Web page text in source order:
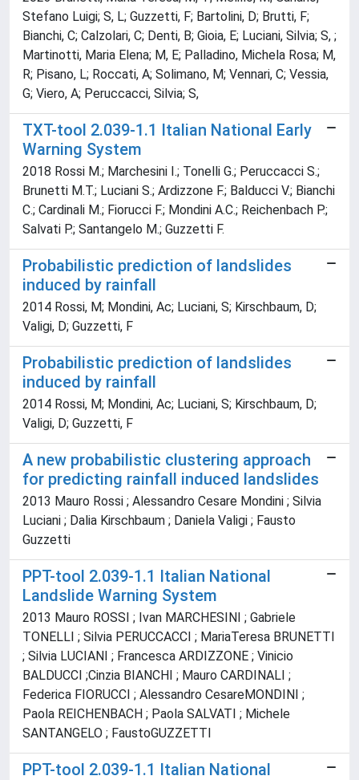
Stefano Luigi; S, L; Guzzetti, F; Bartolini, D; Brutti, F;
Bianchi, C; Calzolari, C; Denti, B; Gioia, E; Luciani, Silvia; S, ;
Martinotti, Maria Elena; M, E; Palladino, Michela Rosa; M,
R; Pisano, L; Roccati, A; Solimano, M; Vennari, C; Vessia,
G; Viero, A; Peruccacci, Silvia; S,
TXT-tool 2.039-1.1 Italian National Early
Warning System
2018 Rossi M.; Marchesini I.; Tonelli G.; Peruccacci S.;
Brunetti M.T.; Luciani S.; Ardizzone F.; Balducci V.; Bianchi
C.; Cardinali M.; Fiorucci F.; Mondini A.C.; Reichenbach P.;
Salvati P.; Santangelo M.; Guzzetti F.
Probabilistic prediction of landslides
induced by rainfall
2014 Rossi, M; Mondini, Ac; Luciani, S; Kirschbaum, D;
Valigi, D; Guzzetti, F
Probabilistic prediction of landslides
induced by rainfall
2014 Rossi, M; Mondini, Ac; Luciani, S; Kirschbaum, D;
Valigi, D; Guzzetti, F
A new probabilistic clustering approach
for predicting rainfall induced landslides
2013 Mauro Rossi ; Alessandro Cesare Mondini ; Silvia
Luciani ; Dalia Kirschbaum ; Daniela Valigi ; Fausto
Guzzetti
PPT-tool 2.039-1.1 Italian National
Landslide Warning System
2013 Mauro ROSSI ; Ivan MARCHESINI ; Gabriele
TONELLI ; Silvia PERUCCACCI ; MariaTeresa BRUNETTI
; Silvia LUCIANI ; Francesca ARDIZZONE ; Vinicio
BALDUCCI ;Cinzia BIANCHI ; Mauro CARDINALI ;
Federica FIORUCCI ; Alessandro CesareMONDINI ;
Paola REICHENBACH ; Paola SALVATI ; Michele
SANTANGELO ; FaustoGUZZETTI
PPT-tool 2.039-1.1 Italian National